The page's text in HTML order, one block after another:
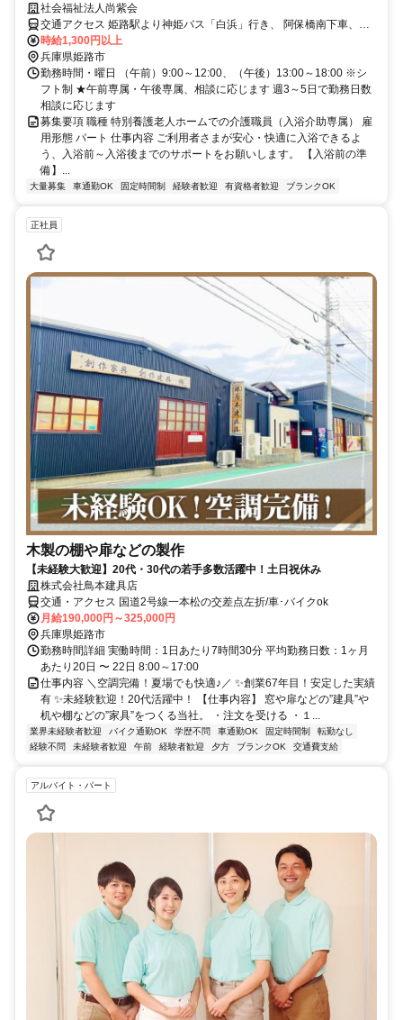
務日数は柔軟に相談OK
社会福祉法人尚紫会
交通アクセス 姫路駅より神姫バス「白浜」行き、 阿保橋南下車、徒
歩10分
時給1,300円以上
兵庫県姫路市
勤務時間・曜日 （午前）9:00～12:00、（午後）13:00～18:00 ※シ
フト制 ★午前専属・午後専属、相談に応じます 週3～5日で勤務日数
相談に応じます
募集要項 職種 特別養護老人ホームでの介護職員（入浴介助専属） 雇
用形態 パート 仕事内容 ご利用者さまが安心・快適に入浴できるよ
う、入浴前～入浴後までのサポートをお願いします。 【入浴前の準
備】...
大量募集 車通勤OK 固定時間制 経験者歓迎 有資格者歓迎 ブランクOK
正社員
木製の棚や扉などの製作
【未経験大歓迎】20代・30代の若手多数活躍中！土日祝休み
株式会社鳥本建具店
交通・アクセス 国道2号線一本松の交差点左折/車･バイクok
月給190,000円～325,000円
兵庫県姫路市
勤務時間詳細 実働時間：1日あたり7時間30分 平均勤務日数：1ヶ月
あたり20日 〜 22日 8:00～17:00
仕事内容 ＼空調完備！夏場でも快適♪／ ✨創業67年目！安定した実績
有 ✨未経験歓迎！20代活躍中！ 【仕事内容】 窓や扉などの”建具”や
机や棚などの”家具”をつくる当社。 ・注文を受ける ・１...
業界未経験者歓迎 バイク通勤OK 学歴不問 車通勤OK 固定時間制
転勤なし
経験不問
未経験者歓迎 午前 経験者歓迎 夕方 ブランクOK 交通費支給
アルバイト・パート